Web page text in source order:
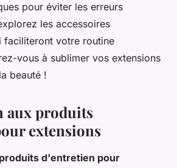
pour éviter les erreurs
les accessoires
faciliteront votre routine
vous à sublimer vos extensions
beauté !
aux produits
extensions
produits d'entretien pour